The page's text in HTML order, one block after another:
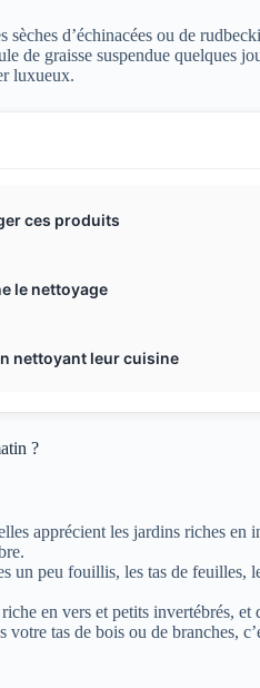
d’échinacées ou de
de graisse suspendue quelques
luxueux.
ces produits
le nettoyage
nettoyant leur cuisine
?
apprécient les jardins riches en
un peu fouillis, les tas de feuilles,
en vers et petits invertébrés, et
votre tas de bois ou de branches,